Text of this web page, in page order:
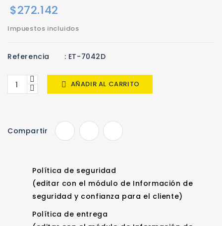
$272.142
Impuestos incluidos
Referencia : ET-7042D
 AÑADIR AL CARRITO
Compartir
Política de seguridad
(editar con el módulo de Información de
seguridad y confianza para el cliente)
Política de entrega